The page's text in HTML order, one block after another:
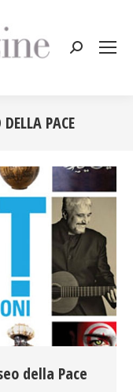
Cerca:
PACE
della Pace